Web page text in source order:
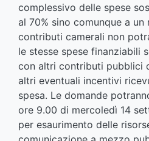
complessivo delle spese
al 70% sino comunque a
contributi camerali non
le stesse spese finanziabili
con altri contributi pubblici
altri eventuali incentivi
spesa. Le domande
ore 9.00 di mercoledì 14
per esaurimento delle